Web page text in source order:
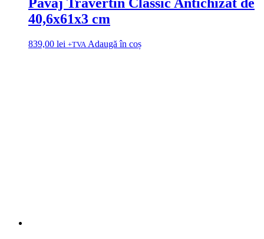
40,6x61x3 cm
839,00 lei +TVA Adaugă în coș